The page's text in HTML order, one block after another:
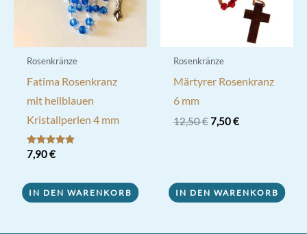
Rosenkränze
Fatima Rosenkranz
mit hellblauen
Kristallperlen 4 mm
Bewertet mit
5.00
7,90€
IN DEN WARENKORB
Rosenkränze
Märtyrer Rosenkranz
6 mm
12,50€ Ursprünglicher
7,50€Aktueller
IN DEN WARENKORB